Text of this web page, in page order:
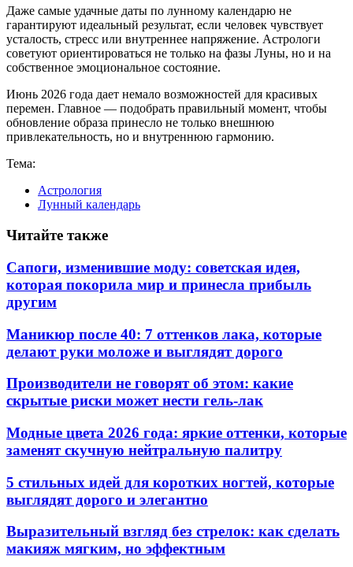
Даже самые удачные даты по лунному календарю не
гарантируют идеальный результат, если человек чувствует
усталость, стресс или внутреннее напряжение. Астрологи
советуют ориентироваться не только на фазы Луны, но и на
собственное эмоциональное состояние.
Июнь 2026 года дает немало возможностей для красивых
перемен. Главное — подобрать правильный момент, чтобы
обновление образа принесло не только внешнюю
привлекательность, но и внутреннюю гармонию.
Тема:
Астрология
Лунный календарь
Читайте также
Сапоги, изменившие моду: советская идея,
которая покорила мир и принесла прибыль
другим
Маникюр после 40: 7 оттенков лака, которые
делают руки моложе и выглядят дорого
Производители не говорят об этом: какие
скрытые риски может нести гель-лак
Модные цвета 2026 года: яркие оттенки, которые
заменят скучную нейтральную палитру
5 стильных идей для коротких ногтей, которые
выглядят дорого и элегантно
Выразительный взгляд без стрелок: как сделать
макияж мягким, но эффектным